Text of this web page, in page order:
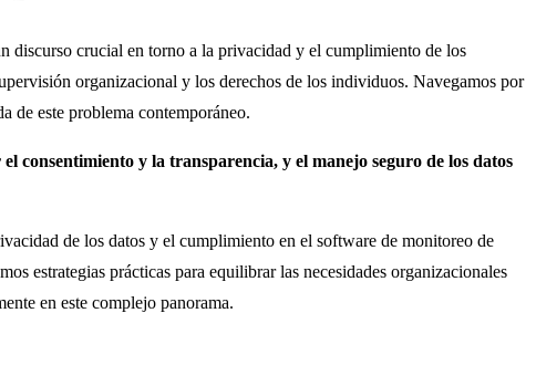
discurso crucial en torno a la privacidad y el cumplimiento de los
organizacional y los derechos de los individuos. Navegamos por
de este problema contemporáneo.
consentimiento y la transparencia, y el manejo seguro de los datos
de los datos y el cumplimiento en el software de monitoreo de
estrategias prácticas para equilibrar las necesidades organizacionales
en este complejo panorama.